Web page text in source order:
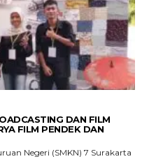
DAN FILM
FILM PENDEK DAN
Negeri (SMKN) 7 Surakarta